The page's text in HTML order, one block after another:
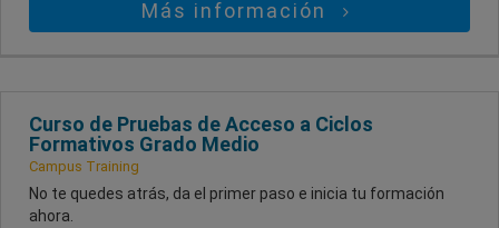
Más información
Curso de Pruebas de Acceso a Ciclos
Formativos Grado Medio
Campus Training
No te quedes atrás, da el primer paso e inicia tu formación
ahora.